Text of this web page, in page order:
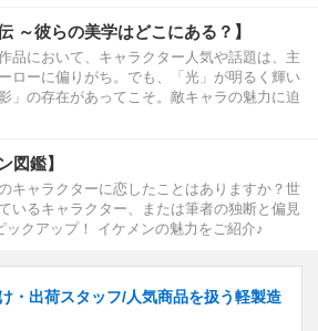
～彼らの美学はどこにある？】
品において、キャラクター人気や話題は、主
ローに偏りがち。でも、「光」が明るく輝い
」の存在があってこそ。敵キャラの魅力に迫
図鑑】
キャラクターに恋したことはありますか？世
いるキャラクター、または筆者の独断と偏見
ックアップ！ イケメンの魅力をご紹介♪
・出荷スタッフ/人気商品を扱う軽製造